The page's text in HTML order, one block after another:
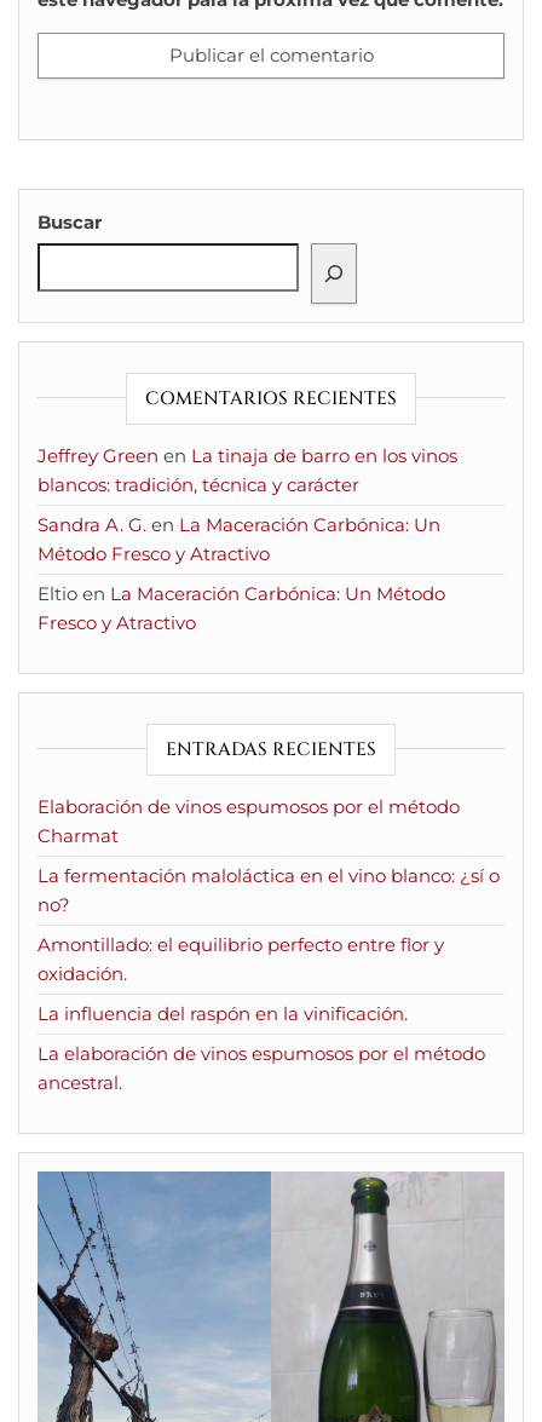
Buscar
COMENTARIOS RECIENTES
Jeffrey Green en La tinaja de barro en los vinos
blancos: tradición, técnica y carácter
Sandra A. G. en La Maceración Carbónica: Un
Método Fresco y Atractivo
Eltio en La Maceración Carbónica: Un Método
Fresco y Atractivo
ENTRADAS RECIENTES
Elaboración de vinos espumosos por el método
Charmat
La fermentación maloláctica en el vino blanco: ¿sí o
no?
Amontillado: el equilibrio perfecto entre flor y
oxidación.
La influencia del raspón en la vinificación.
La elaboración de vinos espumosos por el método
ancestral.